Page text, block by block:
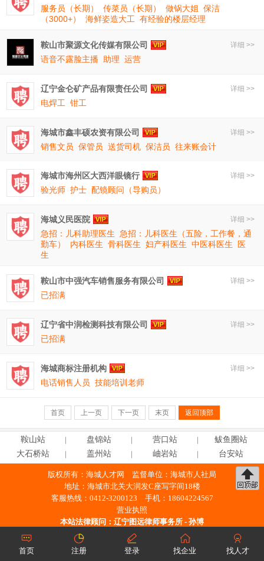
服务员（长期）
传菜员（长期） 做锅大姐
保洁
（3000+）
海鲜姿造大工 有经验的楼层经理
详细 >>
鞍山市聚源文化传媒有限公司
语音不露脸主播 助理 运营
详细 >>
辽宁金仑矿产品有限责任公司
电焊工 钳工
详细 >>
海城市鑫丰硕农资有限公司
销售文员 保管员 送货司机 保洁员 往来账会计
详细 >>
海城市海州区大西洋眼镜行
验光师 护士 配镜顾问（导购员）
详细 >>
海城义民医院
急招：儿科助理医生 急招：儿科医生（五险，工作餐，通
勤车）
内科医生 骨科医生 妇产科医生 中医科医生
医
生
详细 >>
鞍山市中强汽车销售服务有限公司
已招满
详细 >>
辽宁省中润检测科技有限公司
已招满
详细 >>
海城商标注册机构
电话销售人员 技能培训老师
首页 上一页 下一页 末页 返回顶部
鞍山站 盘锦站 营口站
鲅鱼圈站
大石桥站
盖州站 岫岩站 台安站
版权所有： 海城人才网
监督单位：海城市人社局
地址：海城市北关大润发C座写字间18楼
客服热线：0412-3200123 手机：18604224567
营业执照
本站法律顾问： 辽宁图远律师事务所 - 孙博
工信部备案许可证编号：辽ICP备2021000379号-4
辽公网安备21038102000422号
首页 注册 登录 找企业 找人才